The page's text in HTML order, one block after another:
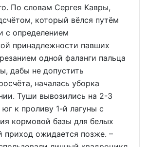
По словам Сергея Кавры,
который вёлся путём
с определением
принадлежности павших
одной фаланги пальца
дабы не допустить
началась уборка
Туши вывозились на 2-3
к проливу 1-й лагуны с
кормовой базы для белых
приход ожидается позже. –